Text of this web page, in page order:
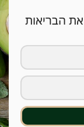
את הבריאות